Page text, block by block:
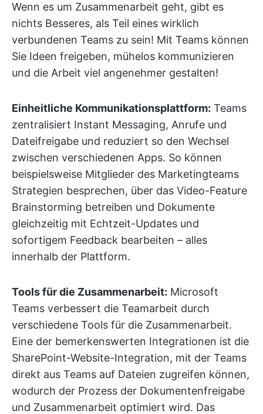
Wenn es um Zusammenarbeit geht, gibt es
nichts Besseres, als Teil eines wirklich
verbundenen Teams zu sein! Mit Teams können
Sie Ideen freigeben, mühelos kommunizieren
und die Arbeit viel angenehmer gestalten!
Einheitliche Kommunikationsplattform: Teams
zentralisiert Instant Messaging, Anrufe und
Dateifreigabe und reduziert so den Wechsel
zwischen verschiedenen Apps. So können
beispielsweise Mitglieder des Marketingteams
Strategien besprechen, über das Video-Feature
Brainstorming betreiben und Dokumente
gleichzeitig mit Echtzeit-Updates und
sofortigem Feedback bearbeiten – alles
innerhalb der Plattform.
Tools für die Zusammenarbeit: Microsoft
Teams verbessert die Teamarbeit durch
verschiedene Tools für die Zusammenarbeit.
Eine der bemerkenswerten Integrationen ist die
SharePoint-Website-Integration, mit der Teams
direkt aus Teams auf Dateien zugreifen können,
wodurch der Prozess der Dokumentenfreigabe
und Zusammenarbeit optimiert wird. Das